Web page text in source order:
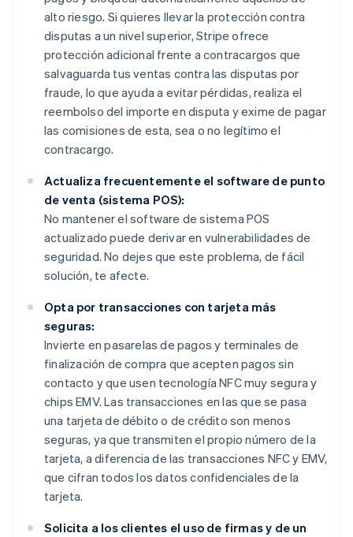
alto riesgo. Si quieres llevar la protección contra
disputas a un nivel superior, Stripe ofrece
protección adicional frente a contracargos que
salvaguarda tus ventas contra las disputas por
fraude, lo que ayuda a evitar pérdidas, realiza el
reembolso del importe en disputa y exime de pagar
las comisiones de esta, sea o no legítimo el
contracargo.
Actualiza frecuentemente el software de punto
de venta (sistema POS):
No mantener el software de sistema POS
actualizado puede derivar en vulnerabilidades de
seguridad. No dejes que este problema, de fácil
solución, te afecte.
Opta por transacciones con tarjeta más
seguras:
Invierte en pasarelas de pagos y terminales de
finalización de compra que acepten pagos sin
contacto y que usen tecnología NFC muy segura y
chips EMV. Las transacciones en las que se pasa
una tarjeta de débito o de crédito son menos
seguras, ya que transmiten el propio número de la
tarjeta, a diferencia de las transacciones NFC y EMV,
que cifran todos los datos confidenciales de la
tarjeta.
Solicita a los clientes el uso de firmas y de un